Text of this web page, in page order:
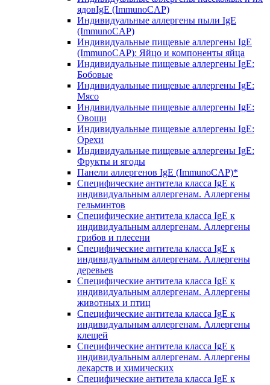
ядовIgE (ImmunoCAP)
Индивидуальные аллергены пыли IgE
(ImmunoCAP)
Индивидуальные пищевые аллергены IgE
(ImmunoCAP): Яйцо и компоненты яйца
Индивидуальные пищевые аллергены IgE:
Бобовые
Индивидуальные пищевые аллергены IgE:
Мясо
Индивидуальные пищевые аллергены IgE:
Овощи
Индивидуальные пищевые аллергены IgE:
Орехи
Индивидуальные пищевые аллергены IgE:
Фрукты и ягоды
Панели аллергенов IgE (ImmunoCAP)*
Специфические антитела класса IgE к
индивидуальным аллергенам. Аллергены
гельминтов
Специфические антитела класса IgE к
индивидуальным аллергенам. Аллергены
грибов и плесени
Специфические антитела класса IgE к
индивидуальным аллергенам. Аллергены
деревьев
Специфические антитела класса IgE к
индивидуальным аллергенам. Аллергены
животных и птиц
Специфические антитела класса IgE к
индивидуальным аллергенам. Аллергены
клещей
Специфические антитела класса IgE к
индивидуальным аллергенам. Аллергены
лекарств и химических
Специфические антитела класса IgE к